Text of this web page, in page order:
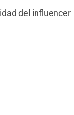
del influencer